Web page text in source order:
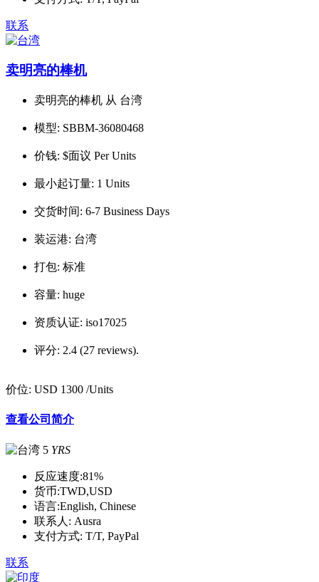
联系
卖明亮的棒机
卖明亮的棒机 从 台湾
模型: SBBM-36080468
价钱: $面议 Per Units
最小起订量: 1 Units
交货时间: 6-7 Business Days
装运港: 台湾
打包: 标准
容量: huge
资质认证: iso17025
评分: 2.4 (27 reviews).
价位: USD 1300 /Units
查看公司简介
5 YRS
反应速度:81%
货币:TWD,USD
语言:English, Chinese
联系人: Ausra
支付方式: T/T, PayPal
联系